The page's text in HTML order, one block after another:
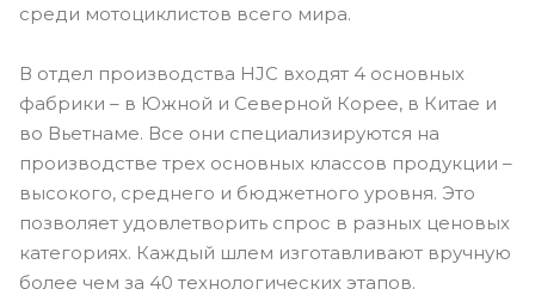
среди мотоциклистов всего мира.
В отдел производства HJC входят 4 основных
фабрики – в Южной и Северной Корее, в Китае и
во Вьетнаме. Все они специализируются на
производстве трех основных классов продукции –
высокого, среднего и бюджетного уровня. Это
позволяет удовлетворить спрос в разных ценовых
категориях. Каждый шлем изготавливают вручную
более чем за 40 технологических этапов.